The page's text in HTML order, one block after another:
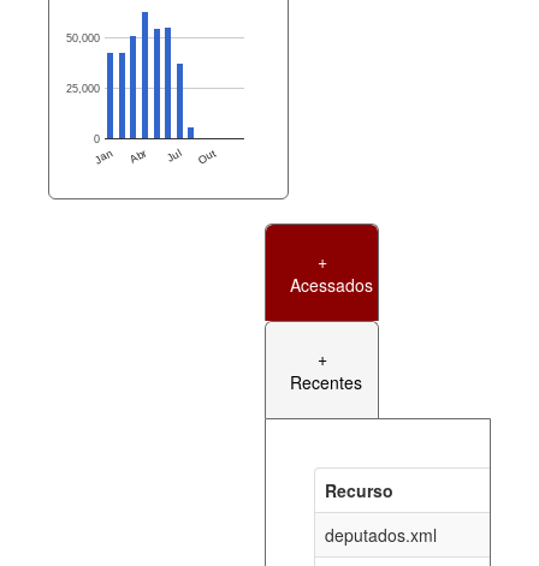
Jan Abr Jul Out
0
25,000
50,000
+
Acessados
+
Recentes
Recurso
deputados.xml
documento_andamento_atual.xml